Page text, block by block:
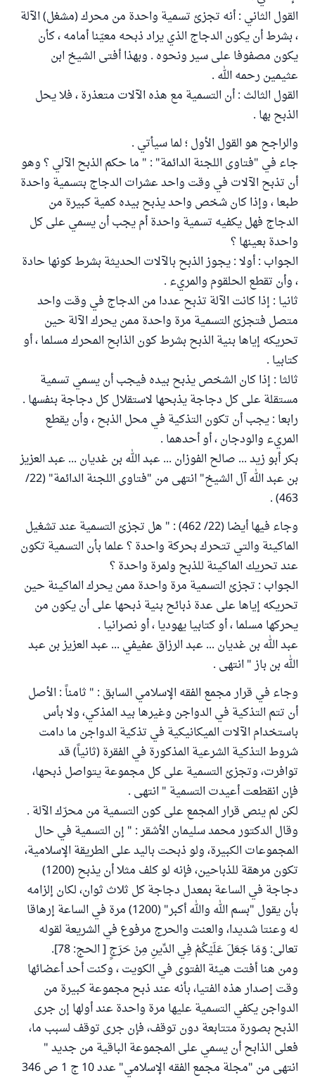
القول الثاني : أنه تجزئ تسمية واحدة من محرك (مشغل) الآلة
، بشرط أن يكون الدجاج الذي يراد ذبحه معيّنا أمامه ، كأن
يكون مصفوفا على سير ونحوه . وبهذا أفتى الشيخ ابن
عثيمين رحمه الله .
القول الثالث : أن التسمية مع هذه الآلات متعذرة ، فلا يحل
الذبح بها .
والراجح هو القول الأول ؛ لما سيأتي .
جاء في "فتاوى اللجنة الدائمة" : " ما حكم الذبح الآلي ؟ وهو
أن تذبح الآلات في وقت واحد عشرات الدجاج بتسمية واحدة
طبعا ، وإذا كان شخص واحد يذبح بيده كمية كبيرة من
الدجاج فهل يكفيه تسمية واحدة أم يجب أن يسمي على كل
واحدة بعينها ؟
الجواب : أولا : يجوز الذبح بالآلات الحديثة بشرط كونها حادة
، وأن تقطع الحلقوم والمريء .
ثانيا : إذا كانت الآلة تذبح عددا من الدجاج في وقت واحد
متصل فتجزئ التسمية مرة واحدة ممن يحرك الآلة حين
تحريكه إياها بنية الذبح بشرط كون الذابح المحرك مسلما ، أو
كتابيا .
ثالثا : إذا كان الشخص يذبح بيده فيجب أن يسمي تسمية
مستقلة على كل دجاجة يذبحها لاستقلال كل دجاجة بنفسها .
رابعا : يجب أن تكون التذكية في محل الذبح ، وأن يقطع
المريء والودجان ، أو أحدهما .
بكر أبو زيد ... صالح الفوزان ... عبد الله بن غديان ... عبد العزيز
بن عبد الله آل الشيخ" انتهى من "فتاوى اللجنة الدائمة" (22/
463) .
وجاء فيها أيضا (22/ 462) : " هل تجزئ التسمية عند تشغيل
الماكينة والتي تتحرك بحركة واحدة ؟ علما بأن التسمية تكون
عند تحريك الماكينة للذبح ولمرة واحدة ؟
الجواب : تجزئ التسمية مرة واحدة ممن يحرك الماكينة حين
تحريكه إياها على عدة ذبائح بنية ذبحها على أن يكون من
يحركها مسلما ، أو كتابيا يهوديا ، أو نصرانيا .
عبد الله بن غديان ... عبد الرزاق عفيفي ... عبد العزيز بن عبد
الله بن باز " انتهى .
وجاء في قرار مجمع الفقه الإسلامي السابق : " ثامناً : الأصل
أن تتم التذكية في الدواجن وغيرها بيد المذكي، ولا بأس
باستخدام الآلات الميكانيكية في تذكية الدواجن ما دامت
شروط التذكية الشرعية المذكورة في الفقرة (ثانياً) قد
توافرت، وتجزئ التسمية على كل مجموعة يتواصل ذبحها،
فإن انقطعت أعيدت التسمية " انتهى .
لكن لم ينص قرار المجمع على كون التسمية من محرّك الآلة .
وقال الدكتور محمد سليمان الأشقر : " إن التسمية في حال
المجموعات الكبيرة، ولو ذبحت باليد على الطريقة الإسلامية،
تكون مرهقة للذباحين، فإنه لو كلف مثلا أن يذبح (1200)
دجاجة في الساعة بمعدل دجاجة كل ثلاث ثوان، لكان إلزامه
بأن يقول "بسم الله والله أكبر" (1200) مرة في الساعة إرهاقا
له وعنتا شديدا، والعنت والحرج مرفوع في الشريعة لقوله
تعالى: وَمَا جَعَلَ عَلَيْكُمْ فِي الدِّينِ مِنْ حَرَجٍ [ الحج: 78].
ومن هنا أفتت هيئة الفتوى في الكويت ، وكنت أحد أعضائها
وقت إصدار هذه الفتيا، بأنه عند ذبح مجموعة كبيرة من
الدواجن يكفي التسمية عليها مرة واحدة عند أولها إن جرى
الذبح بصورة متتابعة دون توقف، فإن جرى توقف لسبب ما،
فعلى الذابح أن يسمي على المجموعة الباقية من جديد "
انتهى من "مجلة مجمع الفقه الإسلامي" عدد 10 ج 1 ص 346